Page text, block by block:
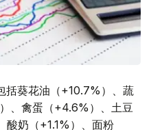
括葵花油（+10.7%）、蔬
、禽蛋（+4.6%）、土豆
酸奶（+1.1%）、面粉